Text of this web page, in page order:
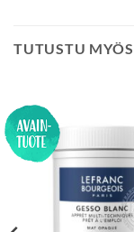
TUTUSTU MYÖS